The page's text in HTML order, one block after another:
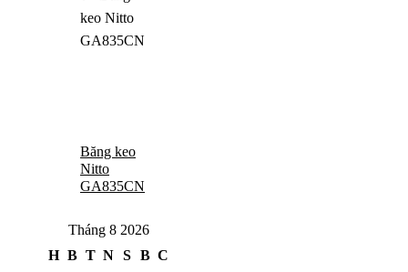
Băng keo
Nitto
GA835CN
Tháng 8 2026
H B T N S B C